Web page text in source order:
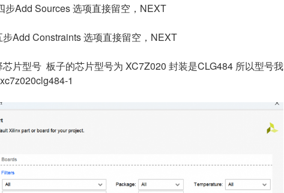
步Add Sources 选项直接留空，NEXT
步Add Constraints 选项直接留空，NEXT
芯片型号 板子的芯片型号为 XC7Z020 封装是CLG484 所以型号我
1